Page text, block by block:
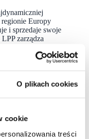
O plikach cookies
cookie
treści
Europy
i sprzedaje swoje
zarządza
Mohito
sprzedaży
Spółka posiada
przekraczającej
tworząc miejsca
sprzedaży
jest notowana
w ramach
indeksu MSCI